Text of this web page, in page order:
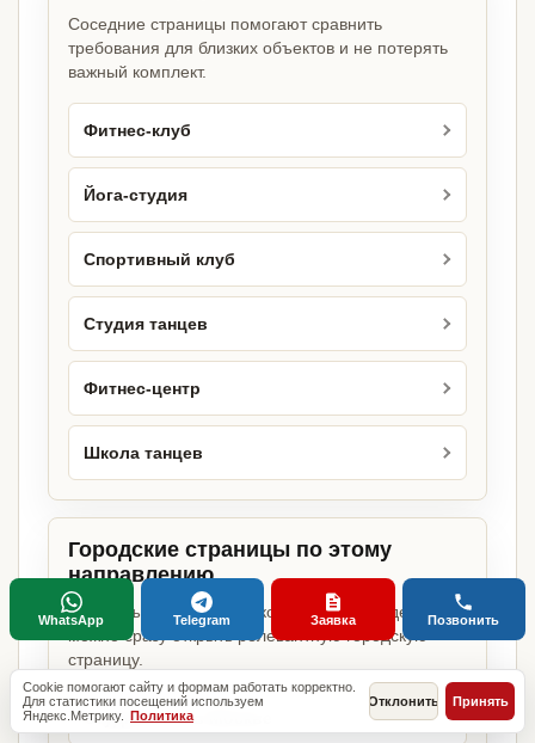
Соседние страницы помогают сравнить
требования для близких объектов и не потерять
важный комплект.
Фитнес-клуб
Йога-студия
Спортивный клуб
Студия танцев
Фитнес-центр
Школа танцев
Городские страницы по этому
направлению
Если объект работает в конкретном городе,
можно сразу открыть релевантную городскую
страницу.
Студия йоги в Москве
Cookie помогают сайту и формам работать корректно.
Для статистики посещений используем
Яндекс.Метрику. Политика
Отклонить Принять
WhatsApp Telegram Заявка Позвонить